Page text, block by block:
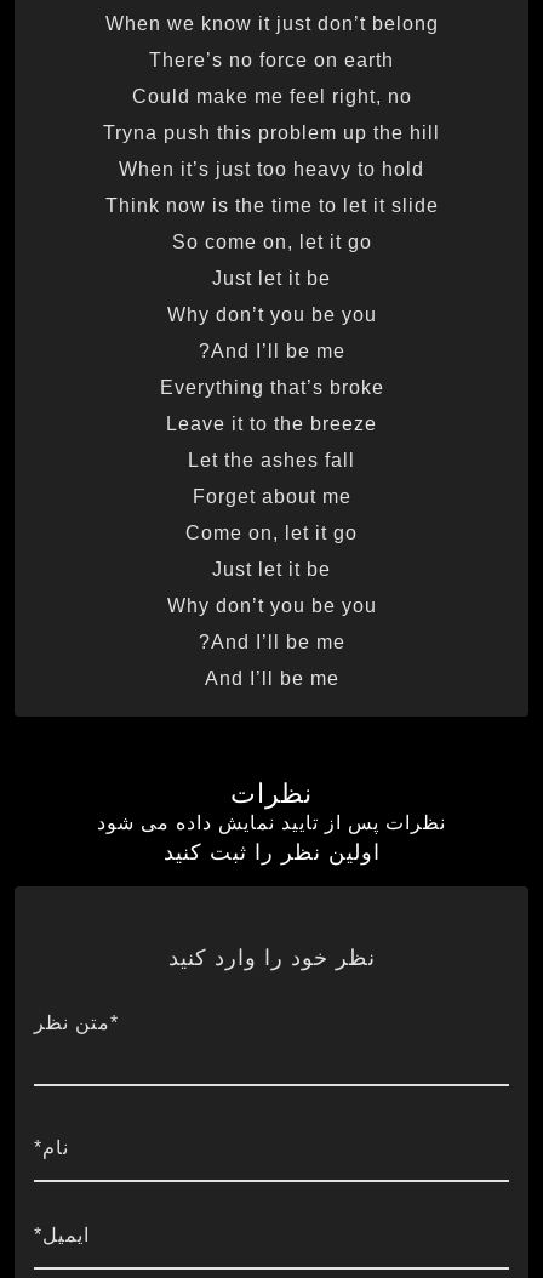
When we know it just don’t belong
There’s no force on earth
Could make me feel right, no
Tryna push this problem up the hill
When it’s just too heavy to hold
Think now is the time to let it slide
So come on, let it go
Just let it be
Why don’t you be you
And I’ll be me?
Everything that’s broke
Leave it to the breeze
Let the ashes fall
Forget about me
Come on, let it go
Just let it be
Why don’t you be you
And I’ll be me?
And I’ll be me
نظرات
نظرات پس از تایید نمایش داده می شود
اولین نظر را ثبت کنید
نظر خود را وارد کنید
*متن نظر
نام*
ایمیل*